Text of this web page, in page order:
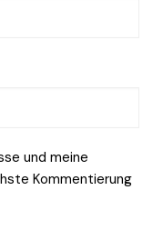
und meine
Kommentierung